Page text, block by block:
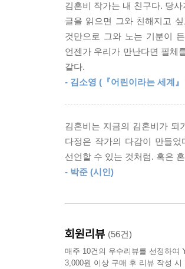
상처받았을지 모를 어릴 적
다정을 주고받다
주인공들은 저마다 사정과
머뭇대고 때로는 우리가 통
하나하나 고유하되 또한 서
어두운 구렁텅이에서 벗어
라이딩을 끝내고 마시는 아
연구 주제는 광활하고 그가
수 있기를. 다정의 힘을 같이 믿
김혼비 작가는 내 친구다. 당
글을 읽으면 그와 친해지고
것만으로 그와 노는 기분이
언젠가 우리가 만난다면 필체
같다.
- 김소영 (『어린이라는 세계
김혼비는 지금의 김혼비가 되
다정은 작가의 다감이 만들
선언할 수 있는 것처럼. 혹은
- 박준 (시인)
회원리뷰 (56건)
매주 10건의 우수리뷰를 선정하여
3,000원 이상 구매 후 리뷰 작성 시